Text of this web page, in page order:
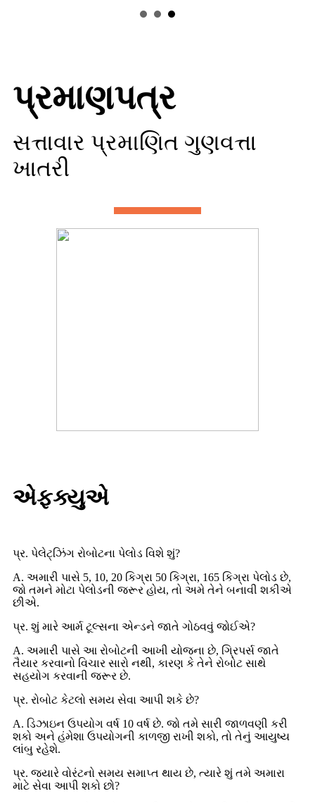
પ્રમાણપત્ર
સત્તાવાર પ્રમાણિત ગુણવત્તા
ખાતરી
એફક્યુએ
A. અમારી પાસે 5, 10, 20 કિગ્રા 50 કિગ્રા, 165 કિગ્રા પેલોડ છે,
જો તમને મોટા પેલોડની જરૂર હોય, તો અમે તેને બનાવી શકીએ
છીએ.
A. અમારી પાસે આ રોબોટની આખી યોજના છે, ગ્રિપર્સ જાતે
તૈયાર કરવાનો વિચાર સારો નથી, કારણ કે તેને રોબોટ સાથે
સહયોગ કરવાની જરૂર છે.
A. ડિઝાઇન ઉપયોગ વર્ષ 10 વર્ષ છે. જો તમે સારી જાળવણી કરી
શકો અને હંમેશા ઉપયોગની કાળજી રાખી શકો, તો તેનું આયુષ્ય
લાંબુ રહેશે.
માટે સેવા આપી શકો છો?